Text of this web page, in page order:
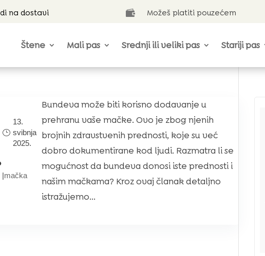
na dostavi  Možeš platiti pouzećem
Štene Mali pas Srednji ili veliki pas Stariji pas
13.
svibnja
2025.
|mačka
Bundeva može biti korisno dodavanje u
prehranu vaše mačke. Ovo je zbog njenih
brojnih zdravstvenih prednosti, koje su već
dobro dokumentirane kod ljudi. Razmatra li se
mogućnost da bundeva donosi iste prednosti i
našim mačkama? Kroz ovaj članak detaljno
istražujemo...